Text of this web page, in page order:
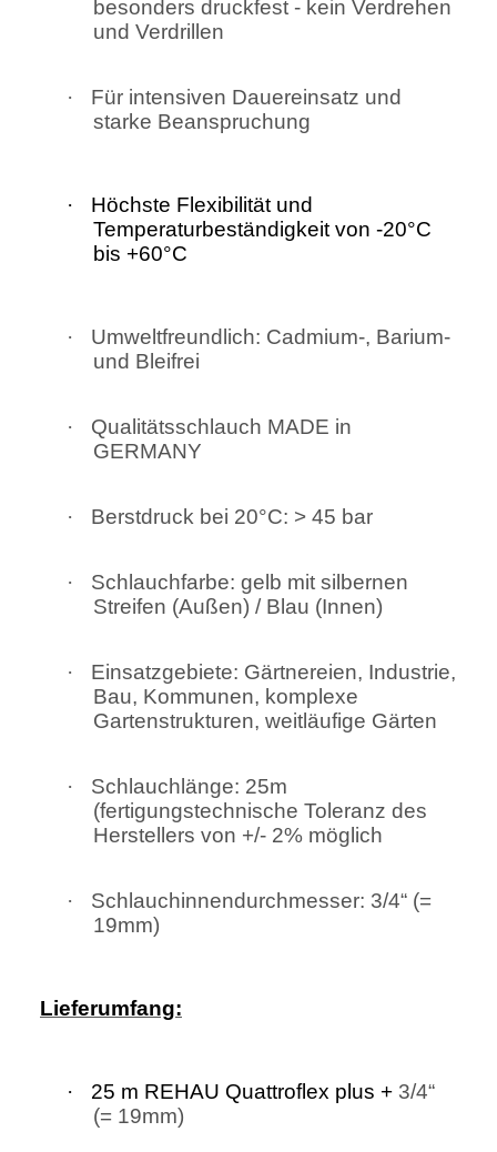
besonders druckfest - kein Verdrehen
und Verdrillen
·
Für intensiven Dauereinsatz und
starke Beanspruchung
·
Höchste Flexibilität und
Temperaturbeständigkeit von -20°C
bis +60°C
·
Umweltfreundlich: Cadmium-, Barium-
und Bleifrei
·
Qualitätsschlauch MADE in
GERMANY
· Berstdruck bei 20°C: > 45 bar
·
Schlauchfarbe: gelb mit silbernen
Streifen (Außen) / Blau (Innen)
·
Einsatzgebiete: Gärtnereien, Industrie,
Bau, Kommunen, komplexe
Gartenstrukturen, weitläufige Gärten
·
Schlauchlänge: 25m
(fertigungstechnische Toleranz des
Herstellers von +/- 2% möglich
·
Schlauchinnendurchmesser: 3/4“ (=
19mm)
Lieferumfang:
· 25 m REHAU Quattroflex plus + 3/4“
(= 19mm)